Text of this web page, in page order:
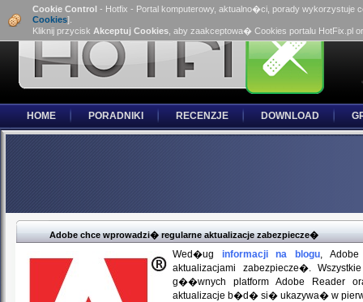
Cookie Control - Hotfix - Portal komputerowy, aktualno�ci, porady wykorzystuje
Cookies].
Kliknij przycisk Akceptuj Cookies , aby zaakceptowa� Cookies portalu HotFix.pl
HOME PORADNIKI RECENZJE DOWNLOAD
Adobe chce wprowadzi� regularne aktualizacje zabezpiecze�
Wed�ug informacji na blogu,
aktualizacjami zabezpiecze�.
g��wnych platform Adobe Reader
aktualizacje b�d� si� ukazywa� w